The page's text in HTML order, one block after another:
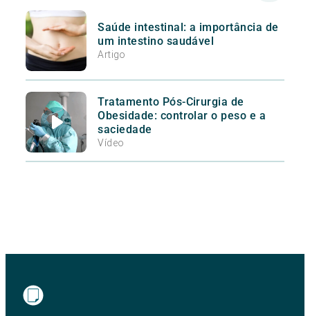
Saúde intestinal: a importância de
um intestino saudável
Artigo
Tratamento Pós-Cirurgia de
Obesidade: controlar o peso e a
saciedade
Vídeo